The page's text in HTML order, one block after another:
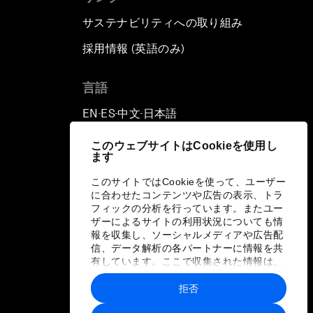
このウェブサイトはCookieを使用し
ます
このサイトではCookieを使って、ユーザー
に合わせたコンテンツや広告の表示、トラ
フィックの分析を行っています。またユー
ザーによるサイトの利用状況についても情
報を収集し、ソーシャルメディアや広告配
信、データ解析の各パートナーに情報を共
有しています。ここで収集された情報は、
ユーザーが各パートナーに提供した他の情
報や各パートナーのサービスを使用した際
に収集された情報と組み合わされ、各パー
拒否
サステナビリティへの取り組み
採用情報 (英語のみ)
言語
EN ▪ ES▪中文▪ 日本語